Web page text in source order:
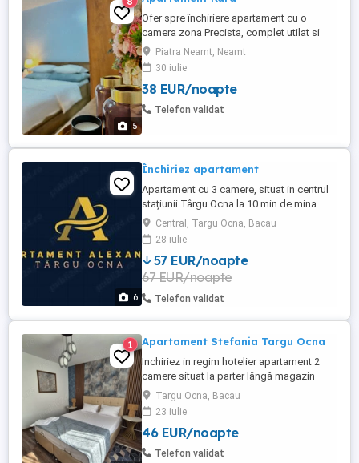
5
Ofer spre închiriere apartament cu o
camera zona Precista, complet utilat si
mobilat. Capacitate de cazare pana la 2
adulți dormitorul având pat matrimonial.
Apartamentul este situat la o distanță de 5
minute de centrul orașului. Pentru
perioade mai lungi de o săptămână pretul
Piatra Neamt, Neamt
30 iulie
38 EUR/noapte
Telefon validat
6
Închiriez apartament
Apartament cu 3 camere, situat in centrul
stațiunii Târgu Ocna la 10 min de mina
salina Pentru mai multe detalii sunați
Capacitate 5 persoane !
Central, Targu Ocna, Bacau
28 iulie
57 EUR/noapte
67 EUR/noapte
Telefon validat
1 Apartament Stefania Targu Ocna
Inchiriez in regim hotelier apartament 2
camere situat la parter lângă magazin
pennyTargu Ocna, Bacau
23 iulie
46 EUR/noapte
Telefon validat